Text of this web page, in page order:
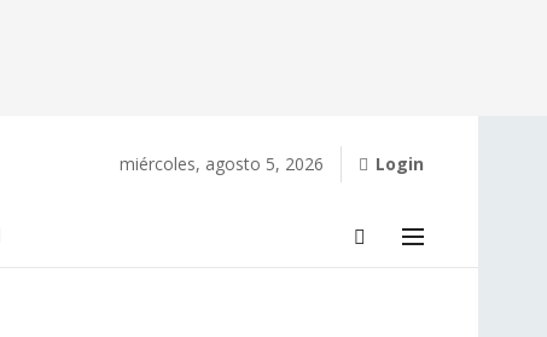
miércoles, agosto 5, 2026 Login